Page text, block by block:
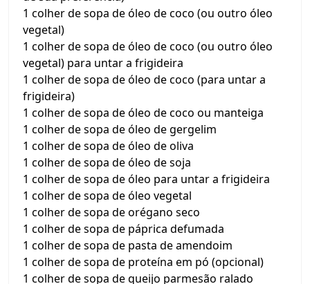
1 colher de sopa de óleo de coco (ou outro óleo
vegetal)
1 colher de sopa de óleo de coco (ou outro óleo
vegetal) para untar a frigideira
1 colher de sopa de óleo de coco (para untar a
frigideira)
1 colher de sopa de óleo de coco ou manteiga
1 colher de sopa de óleo de gergelim
1 colher de sopa de óleo de oliva
1 colher de sopa de óleo de soja
1 colher de sopa de óleo para untar a frigideira
1 colher de sopa de óleo vegetal
1 colher de sopa de orégano seco
1 colher de sopa de páprica defumada
1 colher de sopa de pasta de amendoim
1 colher de sopa de proteína em pó (opcional)
1 colher de sopa de queijo parmesão ralado